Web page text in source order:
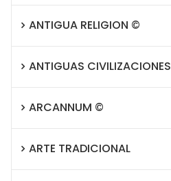
ANTIGUA RELIGION ©
ANTIGUAS CIVILIZACIONES
ARCANNUM ©
ARTE TRADICIONAL